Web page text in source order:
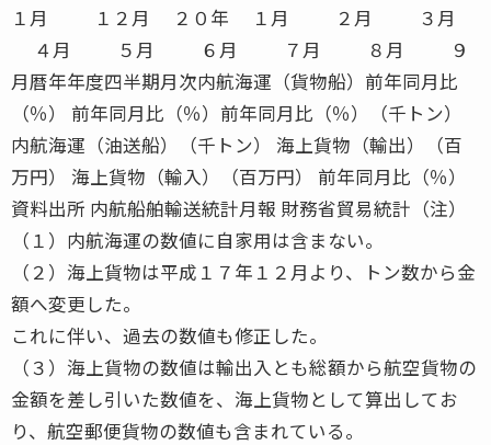
１月 １２月 ２０年 １月 ２月 ３月
４月 ５月 ６月 ７月 ８月 ９
月暦年年度四半期月次内航海運（貨物船）前年同月比
（％） 前年同月比（％）前年同月比（％）（千トン）
内航海運（油送船）（千トン） 海上貨物（輸出）（百
万円） 海上貨物（輸入）（百万円） 前年同月比（％）
資料出所 内航船舶輸送統計月報 財務省貿易統計（注）
（１）内航海運の数値に自家用は含まない。
（２）海上貨物は平成１７年１２月より、トン数から金
額へ変更した。
これに伴い、過去の数値も修正した。
（３）海上貨物の数値は輸出入とも総額から航空貨物の
金額を差し引いた数値を、海上貨物として算出してお
り、航空郵便貨物の数値も含まれている。